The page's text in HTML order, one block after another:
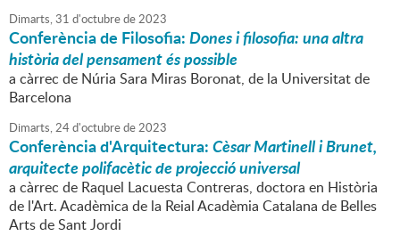
Dimarts,31 d'octubrede2023
Conferència de Filosofia:Dones i filosofia: una altra
història del pensament és possible
a càrrec de Núria Sara Miras Boronat, de la Universitat de
Barcelona
Dimarts,24d'octubrede2023
Conferència d'Arquitectura:Cèsar Martinell i Brunet,
arquitecte polifacètic de projecció universal
a càrrec de Raquel Lacuesta Contreras, doctora en Història
de l'Art. Acadèmica de la Reial Acadèmia Catalana de Belles
Arts de Sant Jordi